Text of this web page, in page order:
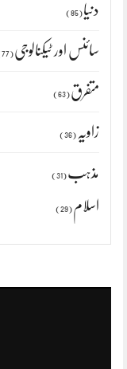
دنیا (85)
سائنس اور ٹیکنالوجی (77)
متفرق (63)
زاویہ (36)
مذہب (31)
اسلام (29)